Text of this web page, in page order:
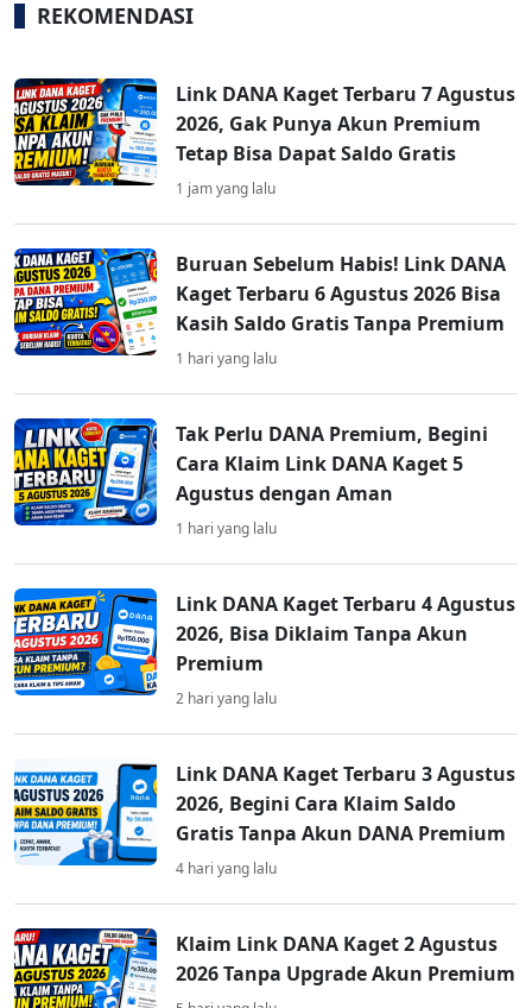
REKOMENDASI
Link DANA Kaget Terbaru 7 Agustus
2026, Gak Punya Akun Premium
Tetap Bisa Dapat Saldo Gratis
1 jam yang lalu
Buruan Sebelum Habis! Link DANA
Kaget Terbaru 6 Agustus 2026 Bisa
Kasih Saldo Gratis Tanpa Premium
1 hari yang lalu
Tak Perlu DANA Premium, Begini
Cara Klaim Link DANA Kaget 5
Agustus dengan Aman
1 hari yang lalu
Link DANA Kaget Terbaru 4 Agustus
2026, Bisa Diklaim Tanpa Akun
Premium
2 hari yang lalu
Link DANA Kaget Terbaru 3 Agustus
2026, Begini Cara Klaim Saldo
Gratis Tanpa Akun DANA Premium
4 hari yang lalu
Klaim Link DANA Kaget 2 Agustus
2026 Tanpa Upgrade Akun Premium